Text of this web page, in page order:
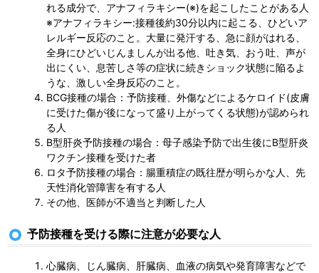
れる成分で、アナフィラキシー(※)を起こしたことがある人
※アナフィラキシー:接種後約30分以内に起こる、ひどいア
レルギー反応のこと。大量に発汗する、急に顔がはれる、
全身にひどいじんましんが出る他、吐き気、おう吐、声が
出にくい、息苦しさ等の症状に続きショック状態に陥るよ
うな、激しい全身反応のこと。
BCG接種の場合：予防接種、外傷などによるケロイド(皮膚
に受けた傷が後になって盛り上がってくる状態)が認められ
る人
B型肝炎予防接種の場合：母子感染予防で出生後にB型肝炎
ワクチン接種を受けた者
ロタ予防接種の場合：腸重積症の既往歴が明らかな人、先
天性消化管障害を有する人
その他、医師が不適当と判断した人
予防接種を受ける際に注意が必要な人
心臓病、じん臓病、肝臓病、血液の病気や発育障害などで